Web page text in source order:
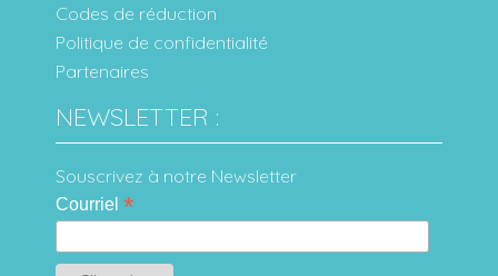
Codes de réduction
Politique de confidentialité
Partenaires
NEWSLETTER :
Souscrivez à notre Newsletter
Courriel*